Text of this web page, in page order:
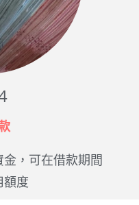
，可在借款期間
額度